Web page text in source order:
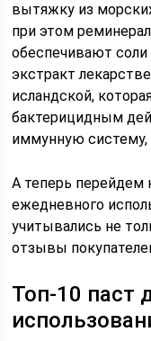
вытяжку из
при этом
обеспечивают
экстракт
исландской,
бактерицидным
иммунную систему,
А теперь перейдем
ежедневного
учитывались не
отзывы
Топ-10 паст